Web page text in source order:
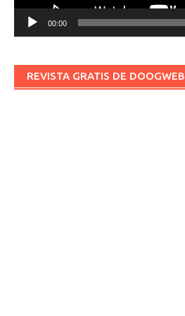
00:00
REVISTA GRATIS DE DOOGWEB